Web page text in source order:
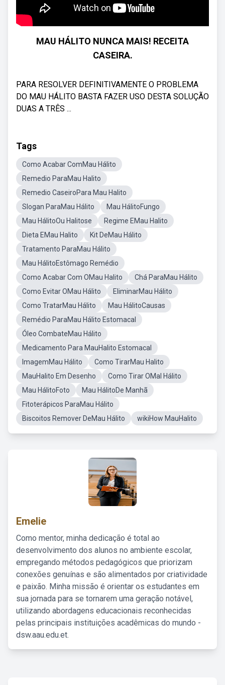
MAU HÁLITO NUNCA MAIS! RECEITA
CASEIRA.
PARA RESOLVER DEFINITIVAMENTE O PROBLEMA
DO MAU HÁLITO BASTA FAZER USO DESTA SOLUÇÃO
DUAS A TRÊS ...
Tags
Como Acabar ComMau Hálito
Remedio ParaMau Halito
Remedio CaseiroPara Mau Halito
Slogan ParaMau Hálito
Mau HálitoFungo
Mau HálitoOu Halitose
Regime EMau Halito
Dieta EMau Halito
Kit DeMau Hálito
Tratamento ParaMau Hálito
Mau HálitoEstômago Remédio
Como Acabar Com OMau Halito
Chá ParaMau Hálito
Como Evitar OMau Hálito
EliminarMau Hálito
Como TratarMau Hálito
Mau HálitoCausas
Remédio ParaMau Hálito Estomacal
Óleo CombateMau Hálito
Medicamento Para MauHalito Estomacal
ImagemMau Hálito
Como TirarMau Halito
MauHalito Em Desenho
Como Tirar OMal Hálito
Mau HálitoFoto
Mau HálitoDe Manhã
Fitoterápicos ParaMau Hálito
Biscoitos Remover DeMau Hálito
wikiHow MauHalito
Emelie
Como mentor, minha dedicação é total ao
desenvolvimento dos alunos no ambiente escolar,
empregando métodos pedagógicos que priorizam
conexões genuínas e são alimentados por criatividade
e paixão. Minha missão é orientar os estudantes em
sua jornada para se tornarem uma geração notável,
utilizando abordagens educacionais reconhecidas
pelas principais instituições acadêmicas do mundo -
dsw.aau.edu.et.